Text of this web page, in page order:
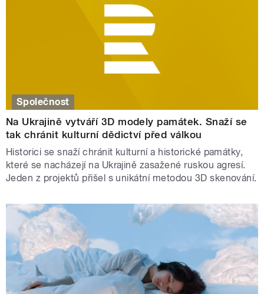
Společnost
Na Ukrajině vytváří 3D modely památek. Snaží se
tak chránit kulturní dědictví před válkou
Historici se snaží chránit kulturní a historické památky,
které se nacházejí na Ukrajině zasažené ruskou agresí.
Jeden z projektů přišel s unikátní metodou 3D skenování.